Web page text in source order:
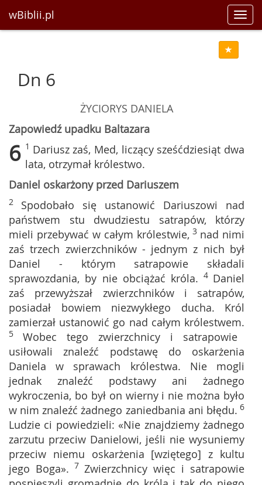
wBiblii.pl
Dn 6
ŻYCIORYS DANIELA
Zapowiedź upadku Baltazara
6 1 Dariusz zaś, Med, liczący sześćdziesiąt dwa
lata, otrzymał królestwo.
Daniel oskarżony przed Dariuszem
2 Spodobało się ustanowić Dariuszowi nad
państwem stu dwudziestu satrapów, którzy
mieli przebywać w całym królestwie, 3 nad nimi
zaś trzech zwierzchników - jednym z nich był
Daniel - którym satrapowie składali
sprawozdania, by nie obciążać króla. 4 Daniel
zaś przewyższał zwierzchników i satrapów,
posiadał bowiem niezwykłego ducha. Król
zamierzał ustanowić go nad całym królestwem.
5 Wobec tego zwierzchnicy i satrapowie
usiłowali znaleźć podstawę do oskarżenia
Daniela w sprawach królestwa. Nie mogli
jednak znaleźć podstawy ani żadnego
wykroczenia, bo był on wierny i nie można było
w nim znaleźć żadnego zaniedbania ani błędu. 6
Ludzie ci powiedzieli: «Nie znajdziemy żadnego
zarzutu przeciw Danielowi, jeśli nie wysuniemy
przeciw niemu oskarżenia [wziętego] z kultu
jego Boga». 7 Zwierzchnicy więc i satrapowie